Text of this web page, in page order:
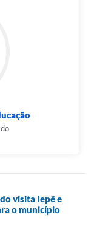
visita Iepê e
o município